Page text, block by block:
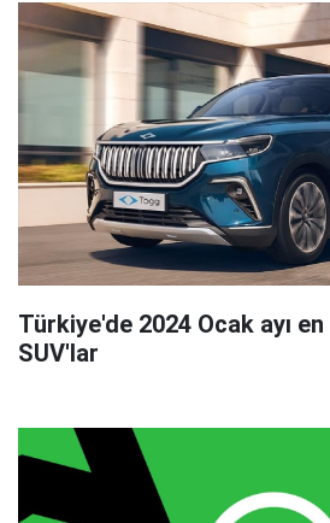
Türkiye'de 2024 Ocak ayı
SUV'lar